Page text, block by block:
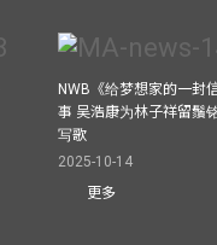
NWB《给梦想家的一封
事 吴浩康为林子祥留鬚
写歌
2025-10-14
更多